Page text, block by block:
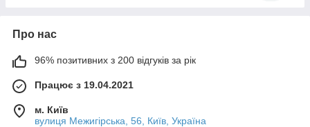
Про нас
96% позитивних з 200 відгуків за рік
Працює з 19.04.2021
м. Київ
вулиця Межигірська, 56, Київ, Україна